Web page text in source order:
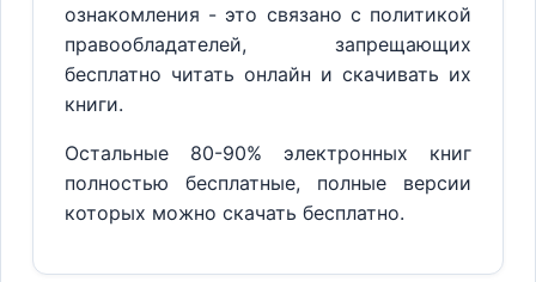
ознакомления - это связано с политикой
правообладателей, запрещающих
бесплатно читать онлайн и скачивать их
книги.
Остальные 80-90% электронных книг
полностью бесплатные, полные версии
которых можно скачать бесплатно.